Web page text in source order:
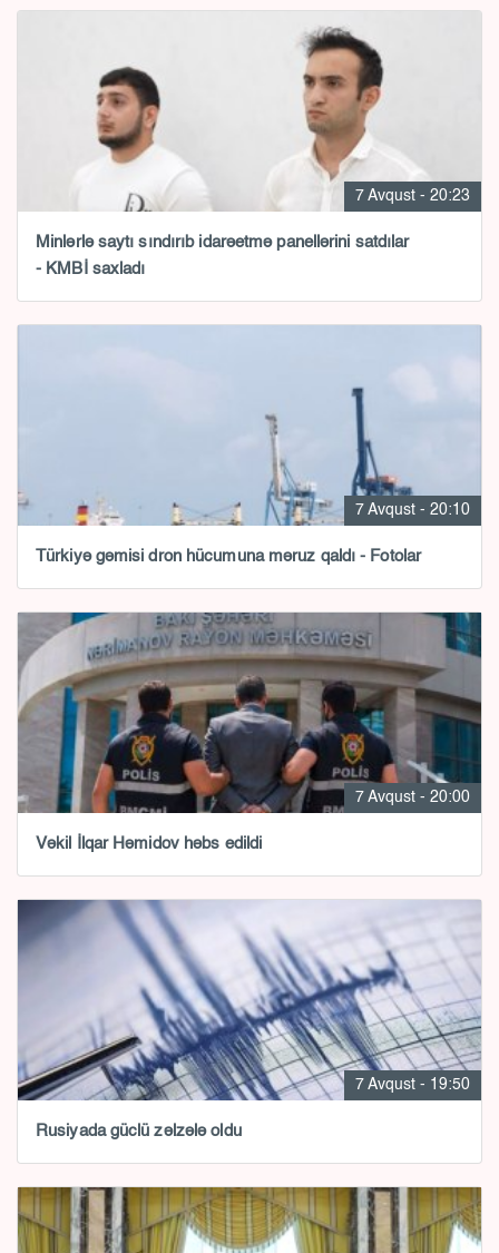
7 Avqust - 20:23
Minlərlə saytı sındırıb idarəetmə panellərini satdılar
- KMBİ saxladı
7 Avqust - 20:10
Türkiyə gəmisi dron hücumuna məruz qaldı - Fotolar
7 Avqust - 20:00
Vəkil İlqar Həmidov həbs edildi
7 Avqust - 19:50
Rusiyada güclü zəlzələ oldu